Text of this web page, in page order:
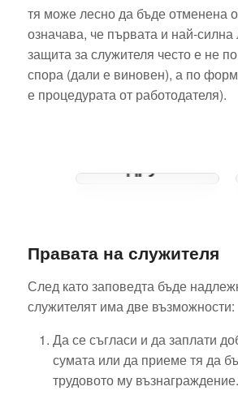
тя може лесно да бъде отменена
означава, че първата и най-
защита за служителя често е не
спора (дали е виновен), а по
е процедурата от работодателя).
дружество:
Правата на служителя
След като заповедта бъде
служителят има две възможности:
Да се съгласи и да заплати
сумата или да приеме тя да
трудовото му възнаграждение.